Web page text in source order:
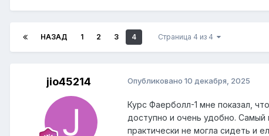
НАЗАД 1 2 3 4 Страница 4 из 4
jio45214 Опубликовано 10 декабря, 2025
Курс Фаерболл-1 мне показал,
доступно и очень удобно. Самый
практически не могла сидеть и